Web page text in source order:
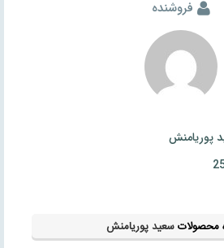
فروشنده
پوریامنش
محصولاتسعید پوریامنش